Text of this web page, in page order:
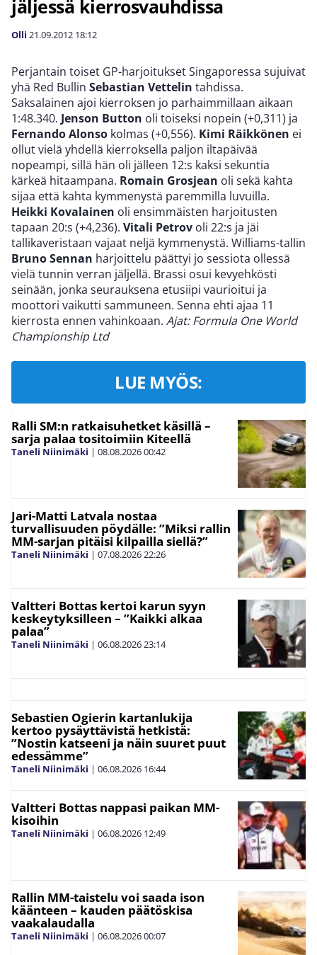
jäljessä kierrosvauhdissa
Olli 21.09.2012 18:12
Perjantain toiset GP-harjoitukset Singaporessa sujuivat
yhä Red Bullin Sebastian Vettelin tahdissa.
Saksalainen ajoi kierroksen jo parhaimmillaan aikaan
1:48.340. Jenson Button oli toiseksi nopein (+0,311) ja
Fernando Alonso kolmas (+0,556). Kimi Räikkönen ei
ollut vielä yhdellä kierroksella paljon iltapäivää
nopeampi, sillä hän oli jälleen 12:s kaksi sekuntia
kärkeä hitaampana. Romain Grosjean oli sekä kahta
sijaa että kahta kymmenystä paremmilla luvuilla.
Heikki Kovalainen oli ensimmäisten harjoitusten
tapaan 20:s (+4,236). Vitali Petrov oli 22:s ja jäi
tallikaveristaan vajaat neljä kymmenystä. Williams-tallin
Bruno Sennan harjoittelu päättyi jo sessiota ollessä
vielä tunnin verran jäljellä. Brassi osui kevyehkösti
seinään, jonka seurauksena etusiipi vaurioitui ja
moottori vaikutti sammuneen. Senna ehti ajaa 11
kierrosta ennen vahinkoaan. Ajat: Formula One World
Championship Ltd
LUE MYÖS:
Ralli SM:n ratkaisuhetket käsillä –
sarja palaa tositoimiin Kiteellä
Taneli Niinimäki | 08.08.202600:42
Jari-Matti Latvala nostaa
turvallisuuden pöydälle: ”Miksi rallin
MM-sarjan pitäisi kilpailla siellä?”
Taneli Niinimäki | 07.08.202622:26
Valtteri Bottas kertoi karun syyn
keskeytyksilleen – ”Kaikki alkaa
palaa”
Taneli Niinimäki | 06.08.202623:14
Sebastien Ogierin kartanlukija
kertoo pysäyttävistä hetkistä:
”Nostin katseeni ja näin suuret puut
edessämme”
Taneli Niinimäki | 06.08.2026 16:44
Valtteri Bottas nappasi paikan MM-
kisoihin
Taneli Niinimäki | 06.08.2026 12:49
Rallin MM-taistelu voi saada ison
käänteen – kauden päätöskisa
vaakalaudalla
Taneli Niinimäki | 06.08.202600:07